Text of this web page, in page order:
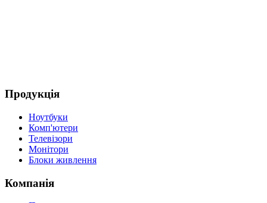
Продукція
Ноутбуки
Комп'ютери
Телевізори
Монітори
Блоки живлення
Компанія